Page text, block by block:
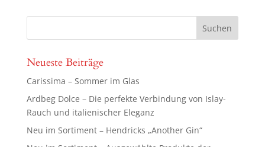
Neueste Beiträge
Carissima – Sommer im Glas
Ardbeg Dolce – Die perfekte Verbindung von Islay-
Rauch und italienischer Eleganz
Neu im Sortiment – Hendricks „Another Gin“